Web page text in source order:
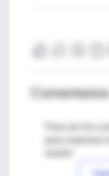
Para ver los